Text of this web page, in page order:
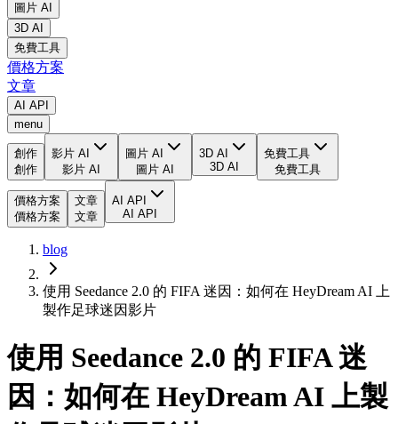
圖片 AI
3D AI
免費工具
價格方案
文章
AI API
menu
創作
創作
影片 AI
影片 AI
圖片 AI
圖片 AI
3D AI
3D AI
免費工具
免費工具
價格方案
價格方案
文章
文章
AI API
AI API
blog
使用 Seedance 2.0 的 FIFA 迷因：如何在 HeyDream AI 上
製作足球迷因影片
使用 Seedance 2.0 的 FIFA 迷
因：如何在 HeyDream AI 上製